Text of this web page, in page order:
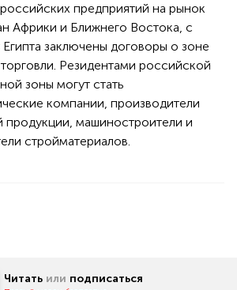
предприятий на рынок
Африки и Ближнего Востока, с
заключены договоры о зоне
Резидентами российской
зоны могут стать
компании, производители
продукции, машиностроители и
стройматериалов.
Читать или подписаться